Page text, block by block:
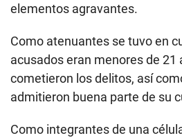
elementos agravantes.
Como atenuantes se tuvo en
acusados eran menores de 21
cometieron los delitos, así
admitieron buena parte de su
Como integrantes de una